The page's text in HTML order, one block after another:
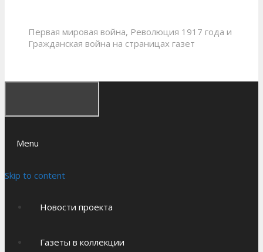
Первая мировая война, Революция 1917 года и
Гражданская война на страницах газет
Menu
Skip to content
Новости проекта
Газеты в коллекции